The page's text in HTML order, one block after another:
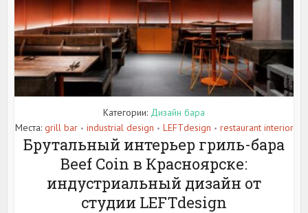
Категории: Дизайн бара
Места: grill bar • industrial design • LEFTdesign • restaurant interior
Брутальный интерьер гриль-бара
Beef Coin в Красноярске:
индустриальный дизайн от
студии LEFTdesign